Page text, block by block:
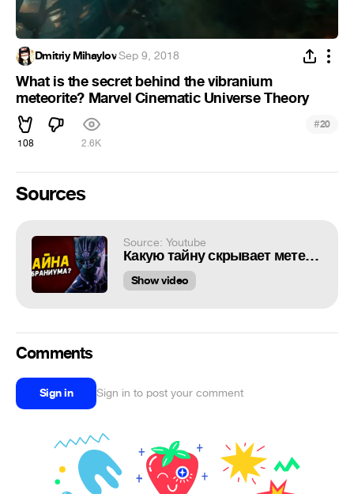
Dmitriy Mihaylov·Sep 9, 2018
What is the secret behind the vibranium
meteorite? Marvel Cinematic Universe Theory
108 2.6K
#20
Sources
Source: Youtube
Какую тайну скрывает метеорит из вибраниума? Теория киновселенной Marvel
Show video
Comments
Sign in Sign in to post your comment